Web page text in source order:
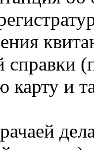
справки
карту и